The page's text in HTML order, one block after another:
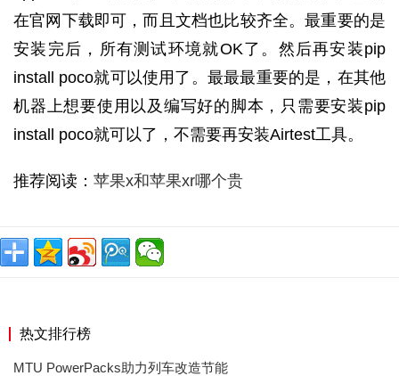
在官网下载即可，而且文档也比较齐全。最重要的是
安装完后，所有测试环境就OK了。然后再安装pip
install poco就可以使用了。最最最重要的是，在其他
机器上想要使用以及编写好的脚本，只需要安装pip
install poco就可以了，不需要再安装Airtest工具。
推荐阅读： 苹果x和苹果xr哪个贵
热文排行榜
MTU PowerPacks助力列车改造节能